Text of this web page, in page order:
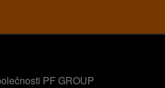
PF GROUP